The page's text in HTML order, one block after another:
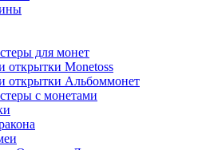
для монет
открытки Monetoss
открытки Альбоммонет
с монетами